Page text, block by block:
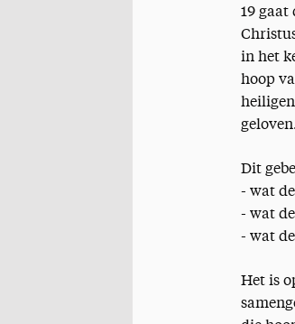
19 gaat
in het
hoop
Dit
- wat
- wat
- wat
Het is